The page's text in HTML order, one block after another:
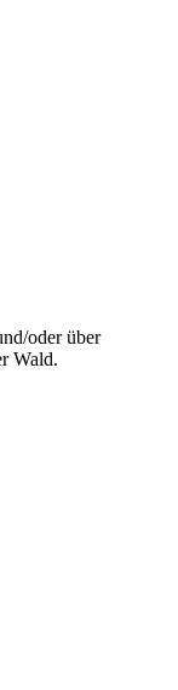
oder über
Wald.